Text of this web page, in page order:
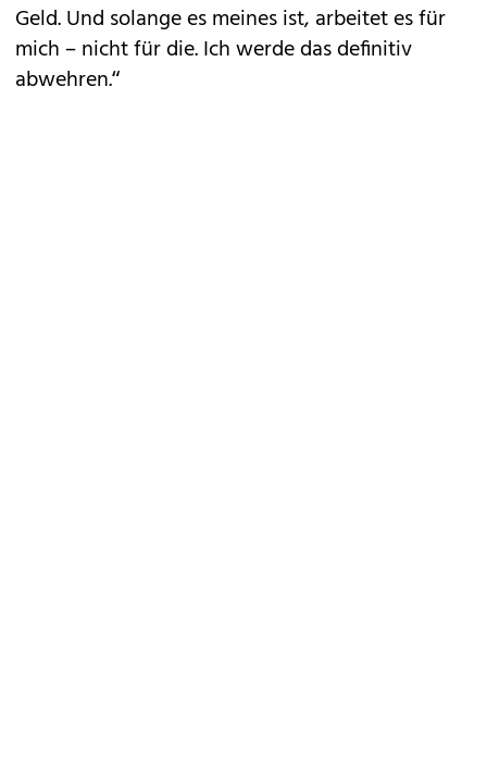
Geld. Und solange es meines ist, arbeitet es für
mich – nicht für die. Ich werde das definitiv
abwehren.“